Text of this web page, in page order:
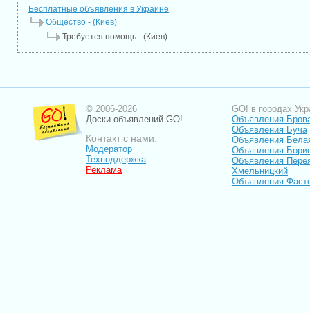
Бесплатные объявления в Украине
Общество - (Киев)
Требуется помощь - (Киев)
© 2006-2026
Доски объявлений GO!
Контакт с нами:
Модератор
Техподдержка
Реклама
GO! в городах
Объявления
Объявления Буча
Объявления
Объявления
Объявления
Хмельницкий
Объявления